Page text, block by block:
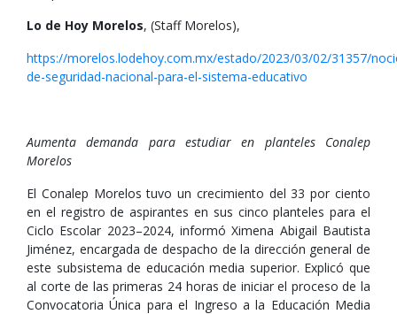
Lo de Hoy Morelos, (Staff Morelos),
https://morelos.lodehoy.com.mx/estado/2023/03/02/31357/
de-seguridad-nacional-para-el-sistema-educativo
Aumenta demanda para estudiar en planteles Conalep
Morelos
El Conalep Morelos tuvo un crecimiento del 33 por ciento
en el registro de aspirantes en sus cinco planteles para el
Ciclo Escolar 2023–2024, informó Ximena Abigail Bautista
Jiménez, encargada de despacho de la dirección general de
este subsistema de educación media superior. Explicó que
al corte de las primeras 24 horas de iniciar el proceso de la
Convocatoria Única para el Ingreso a la Educación Media